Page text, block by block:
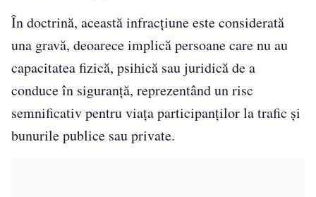
În doctrină, această infracțiune este considerată
una gravă, deoarece implică persoane care nu au
capacitatea fizică, psihică sau juridică de a
conduce în siguranță, reprezentând un risc
semnificativ pentru viața participanților la trafic și
bunurile publice sau private.